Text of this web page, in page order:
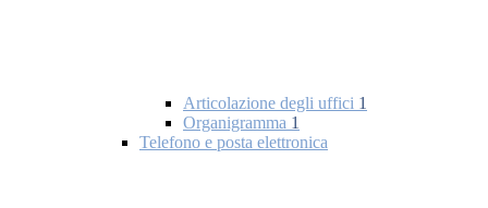
Articolazione degli uffici 1
Organigramma 1
Telefono e posta elettronica